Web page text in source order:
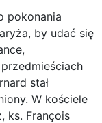
pokonania
by udać się
stał
W kościele
ks. François